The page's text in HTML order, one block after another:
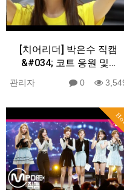
[치어리더] 박은수 직캠
&#034; 코트 응원 및…
관리자 0